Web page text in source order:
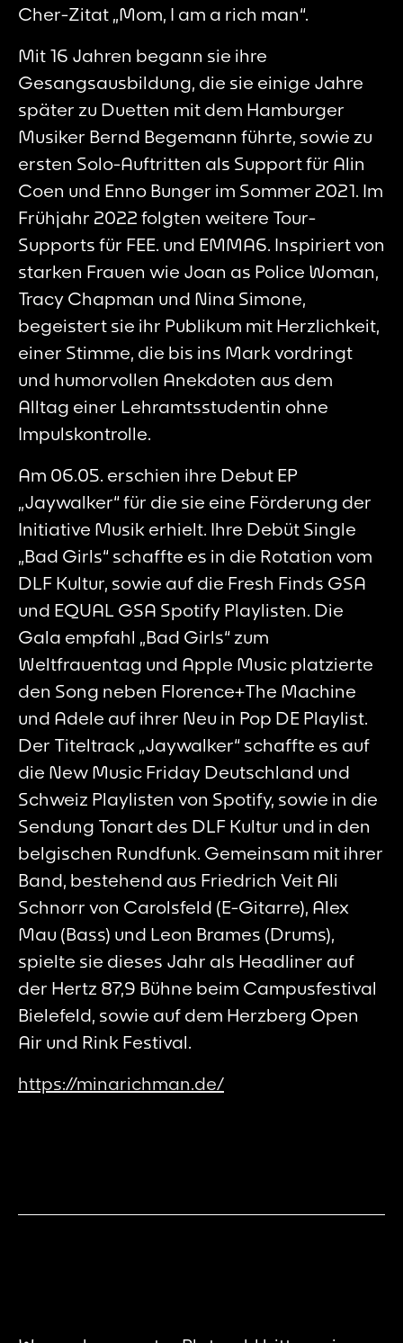
Cher-Zitat „Mom, I am a rich man“.
Mit 16 Jahren begann sie ihre
Gesangsausbildung, die sie einige Jahre
später zu Duetten mit dem Hamburger
Musiker Bernd Begemann führte, sowie zu
ersten Solo-Auftritten als Support für Alin
Coen und Enno Bunger im Sommer 2021. Im
Frühjahr 2022 folgten weitere Tour-
Supports für FEE. und EMMA6. Inspiriert von
starken Frauen wie Joan as Police Woman,
Tracy Chapman und Nina Simone,
begeistert sie ihr Publikum mit Herzlichkeit,
einer Stimme, die bis ins Mark vordringt
und humorvollen Anekdoten aus dem
Alltag einer Lehramtsstudentin ohne
Impulskontrolle.
Am 06.05. erschien ihre Debut EP
„Jaywalker“ für die sie eine Förderung der
Initiative Musik erhielt. Ihre Debüt Single
„Bad Girls“ schaffte es in die Rotation vom
DLF Kultur, sowie auf die Fresh Finds GSA
und EQUAL GSA Spotify Playlisten. Die
Gala empfahl „Bad Girls“ zum
Weltfrauentag und Apple Music platzierte
den Song neben Florence+The Machine
und Adele auf ihrer Neu in Pop DE Playlist.
Der Titeltrack „Jaywalker“ schaffte es auf
die New Music Friday Deutschland und
Schweiz Playlisten von Spotify, sowie in die
Sendung Tonart des DLF Kultur und in den
belgischen Rundfunk. Gemeinsam mit ihrer
Band, bestehend aus Friedrich Veit Ali
Schnorr von Carolsfeld (E-Gitarre), Alex
Mau (Bass) und Leon Brames (Drums),
spielte sie dieses Jahr als Headliner auf
der Hertz 87,9 Bühne beim Campusfestival
Bielefeld, sowie auf dem Herzberg Open
Air und Rink Festival.
https://minarichman.de/